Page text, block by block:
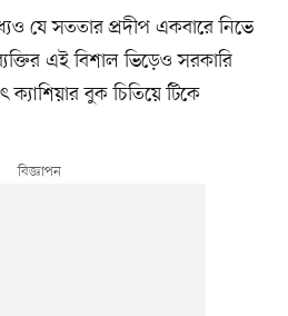
যে সততার প্রদীপ একবারে নিভে
এই বিশাল ভিড়েও সরকারি
বুক চিতিয়ে টিকে